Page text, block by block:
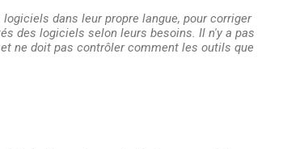
dans leur propre langue, pour corriger
des logiciels selon leurs besoins. Il n'y a pas
ne doit pas contrôler comment les outils que